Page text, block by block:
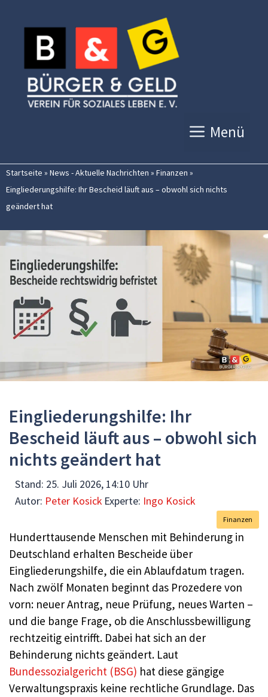
Inhalt
springen
Menü
Startseite » News - Aktuelle Nachrichten » Finanzen »
Eingliederungshilfe: Ihr Bescheid läuft aus – obwohl sich nichts
geändert hat
Eingliederungshilfe: Ihr
Bescheid läuft aus – obwohl sich
nichts geändert hat
Stand: 25. Juli 2026, 14:10 Uhr
Autor: Peter Kosick Experte: Ingo Kosick
Finanzen
Hunderttausende Menschen mit Behinderung in
Deutschland erhalten Bescheide über
Eingliederungshilfe, die ein Ablaufdatum tragen.
Nach zwölf Monaten beginnt das Prozedere von
vorn: neuer Antrag, neue Prüfung, neues Warten –
und die bange Frage, ob die Anschlussbewilligung
rechtzeitig eintrifft. Dabei hat sich an der
Behinderung nichts geändert. Laut
Bundessozialgericht (BSG) hat diese gängige
Verwaltungspraxis keine rechtliche Grundlage. Das